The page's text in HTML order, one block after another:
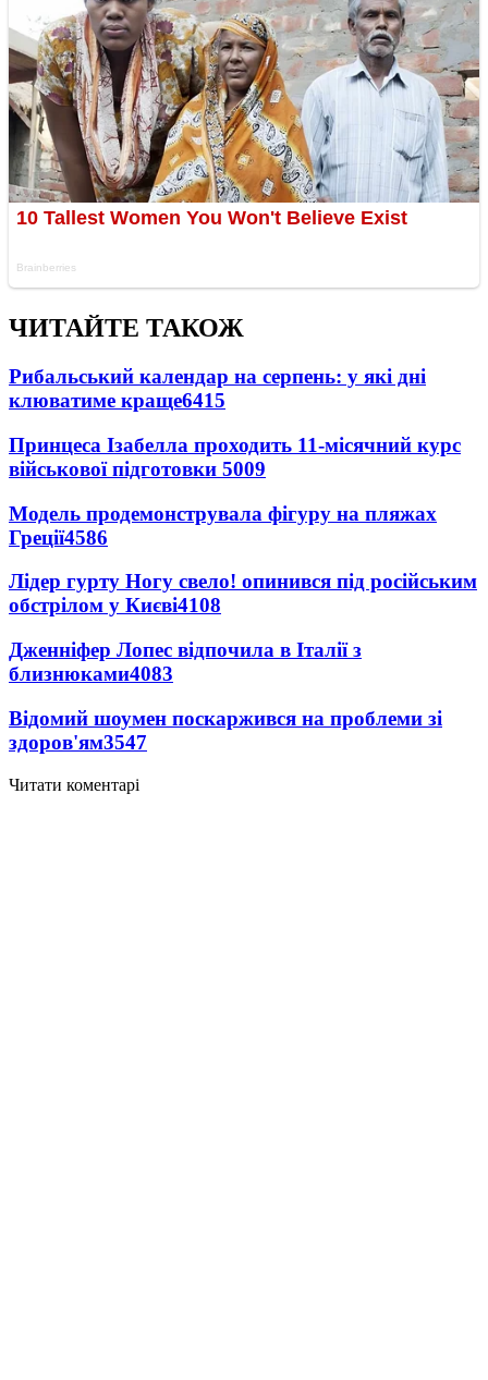
ЧИТАЙТЕ ТАКОЖ
Рибальський календар на серпень: у які дні
клюватиме краще6415
Принцеса Ізабелла проходить 11-місячний курс
військової підготовки 5009
Модель продемонструвала фігуру на пляжах
Греції4586
Лідер гурту Ногу свело! опинився під російським
обстрілом у Києві4108
Дженніфер Лопес відпочила в Італії з
близнюками4083
Відомий шоумен поскаржився на проблеми зі
здоров'ям3547
Читати коментарі